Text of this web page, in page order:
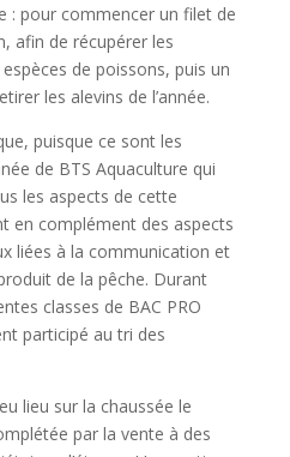
: pour commencer un filet de
afin de récupérer les
de poissons, puis un
les alevins de l’année.
puisque ce sont les
de BTS Aquaculture qui
les aspects de cette
en complément des aspects
liées à la communication et
de la pêche. Durant
classes de BAC PRO
participé au tri des
lieu sur la chaussée le
par la vente à des